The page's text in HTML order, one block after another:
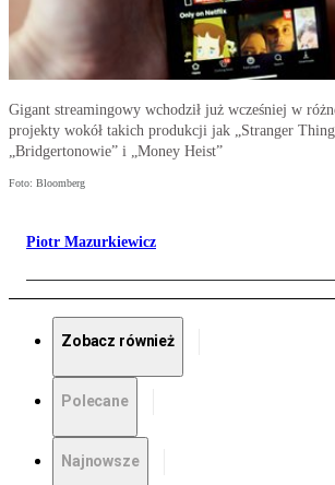
Gigant streamingowy wchodził już wcześniej w
projekty wokół takich produkcji jak „Stranger
„Bridgertonowie” i „Money Heist”
Foto: Bloomberg
Piotr Mazurkiewicz
Zobacz również
Polecane
Najnowsze